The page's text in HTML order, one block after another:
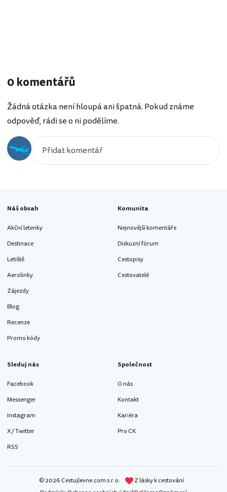
0 komentářů
Žádná otázka není hloupá ani špatná. Pokud známe
odpověď, rádi se o ni podělíme.
Náš obsah
Akční letenky
Destinace
Letiště
Aerolinky
Zájezdy
Blog
Recenze
Promo kódy
Komunita
Nejnovější komentáře
Diskuzní fórum
Cestopisy
Cestovatelé
Sleduj nás
Facebook
Messenger
Instagram
X / Twitter
RSS
Společnost
O nás
Kontakt
Kariéra
Pro CK
© 2026 Cestujlevne.com s.r.o.
Z lásky k cestování